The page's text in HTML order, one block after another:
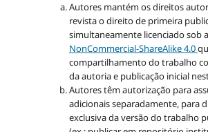
Autores mantém os direitos
revista o direito de primeira
simultaneamente licenciado sob a
NonCommercial-ShareAlike 4.0
compartilhamento do trabalho
da autoria e publicação inicial
Autores têm autorização para
adicionais separadamente, para
exclusiva da versão do trabalho